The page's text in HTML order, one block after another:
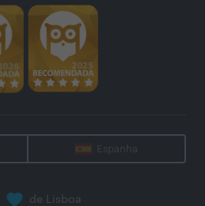
Espanha
de Lisboa